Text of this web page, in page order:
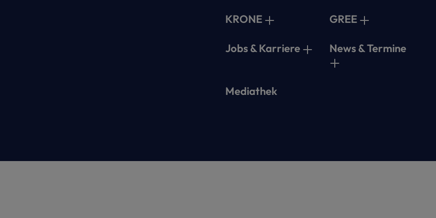
KRONE GREE
Jobs & Karriere News & Termine
Mediathek